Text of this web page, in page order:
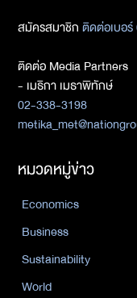
สมัครสมาชิกติดต่อเบอ
ติดต่อ Media Partners
- เมธิกา เมธาพิทักษ์
02-338-3198
หมวดหมู่ข่าว
Economics
Business
Sustainability
World